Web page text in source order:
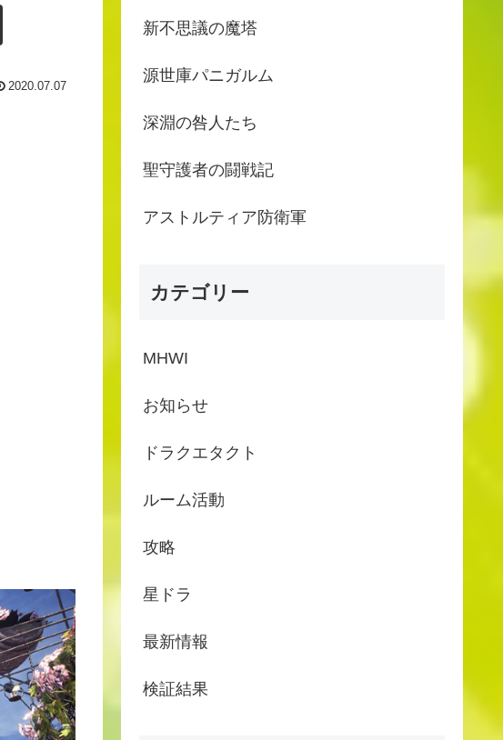
2020.07.07
新不思議の魔塔
源世庫パニガルム
深淵の咎人たち
聖守護者の闘戦記
アストルティア防衛軍
カテゴリー
MHWI
お知らせ
ドラクエタクト
ルーム活動
攻略
星ドラ
最新情報
検証結果